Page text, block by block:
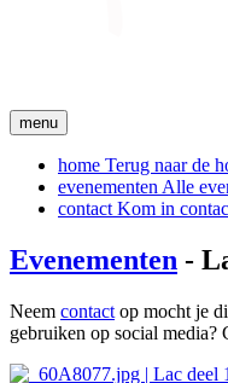
menu
home Terug naar de
evenementen Alle
contact Kom in
Evenementen -
Neem contact op mocht je
gebruiken op social media?